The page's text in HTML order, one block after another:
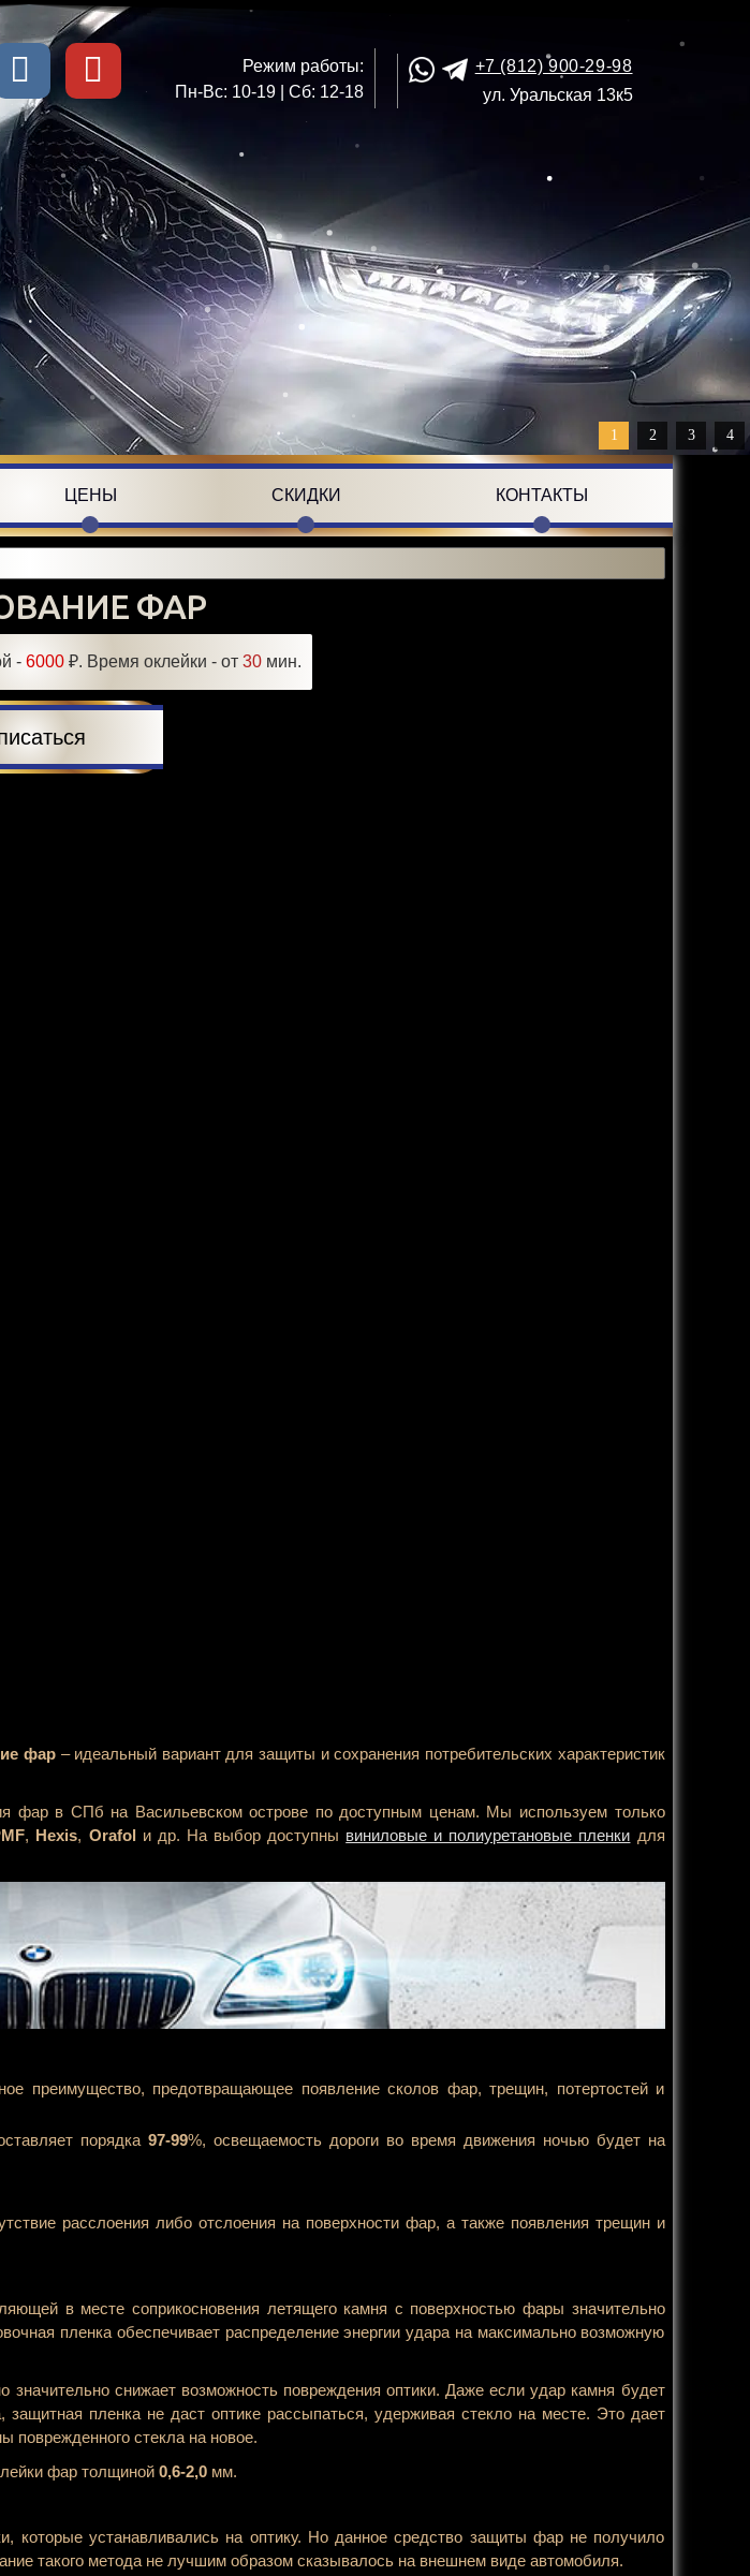
1 2 3 4
Режим работы:
Пн-Вс: 10-19 | Сб: 12-18
+7 (812) 900-29-98
ул. Уральская 13к5
ЦЕНЫ СКИДКИ КОНТАКТЫ
ФАР
- 6000 ₽. Время оклейки - от 30 мин.
фар – идеальный вариант для защиты и сохранения потребительских характеристик
фар в СПб на Васильевском острове по доступным ценам. Мы используем только
, Hexis, Orafolи др. На выбор доступны виниловые и полиуретановые пленки для
преимущество, предотвращающее появление сколов фар, трещин, потертостей и
порядка97-99%, освещаемость дороги во время движения ночью будет на
расслоения либо отслоения на поверхности фар, а также появления трещин и
в месте соприкосновения летящего камня с поверхностью фары значительно
пленка обеспечивает распределение энергии удара на максимально возможную
снижает возможность повреждения оптики. Даже если удар камня будет
пленка не даст оптике рассыпаться, удерживая стекло на месте. Это дает
поврежденного стекла на новое.
фар толщиной 0,6-2,0мм.
устанавливались на оптику. Но данное средство защиты фар не получило
такого метода не лучшим образом сказывалось на внешнем виде автомобиля.